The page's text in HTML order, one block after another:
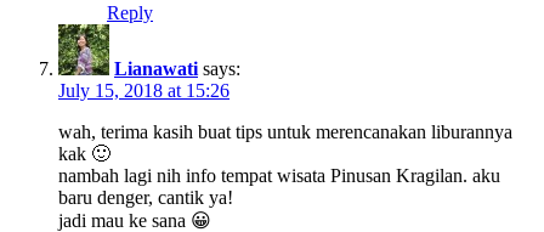
Reply
Lianawati says:
July 15, 2018 at 15:26
wah, terima kasih buat tips untuk merencanakan liburannya
kak 🙂
nambah lagi nih info tempat wisata Pinusan Kragilan. aku
baru denger, cantik ya!
jadi mau ke sana 😀